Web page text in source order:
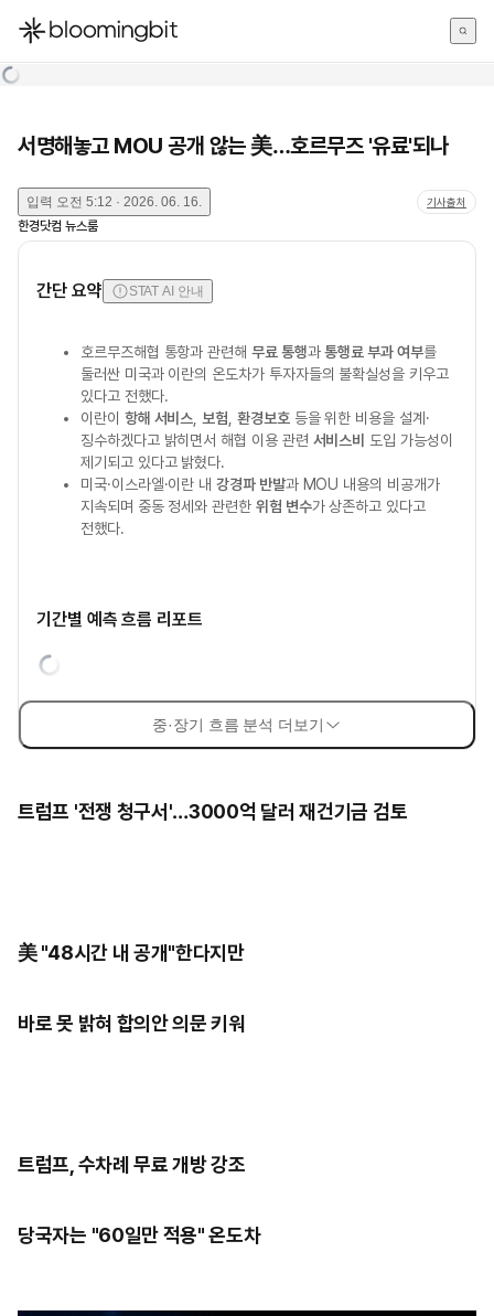
한국어
서명해놓고 MOU 공개 않는 美…호르무즈 '유료'되나
입력 오전 5:12 · 2026. 06. 16. 기사출처
한경닷컴 뉴스룸
간단 요약 STAT AI 안내
호르무즈해협 통항과 관련해 무료 통행과통행료 부과 여부를
둘러싼 미국과 이란의 온도차가 투자자들의 불확실성을 키우고
있다고 전했다.
이란이 항해 서비스 보험 환경보호등을 위한 비용을 설계·
징수하겠다고 밝히면서 해협 이용 관련 서비스비
도입 가능성이
제기되고 있다고 밝혔다.
미국·이스라엘·이란 내강경파 반발과 MOU 내용의 비공개가
지속되며 중동 정세와 관련한 위험 변수가 상존하고 있다고
전했다.
기간별 예측 흐름 리포트
중·장기 흐름 분석 더보기
트럼프 '전쟁 청구서'…3000억 달러 재건기금 검토
美 "48시간 내 공개"한다지만
바로 못 밝혀 합의안 의문 키워
트럼프, 수차례 무료 개방 강조
당국자는 "60일만 적용" 온도차